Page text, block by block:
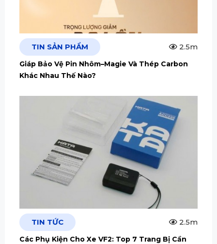
TIN SẢN PHẨM 2.5m
Giáp Bảo Vệ Pin Nhôm–Magie Và Thép Carbon
Khác Nhau Thế Nào?
TIN TỨC 2.5m
Các Phụ Kiện Cho Xe VF2: Top 7 Trang Bị Cần